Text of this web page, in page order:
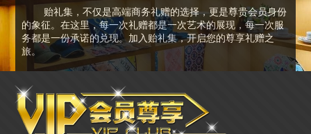
贻礼集，不仅是高端商务礼赠的选择，更是尊贵会员身份
的象征。在这里，每一次礼赠都是一次艺术的展现，每一次服
务都是一份承诺的兑现。加入贻礼集，开启您的尊享礼赠之
旅。